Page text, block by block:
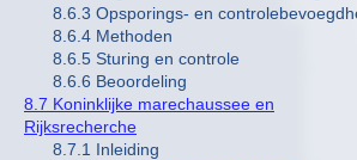
8.6.3 Opsporings- en
8.6.4 Methoden
8.6.5 Sturing en controle
8.6.6 Beoordeling
8.7 Koninklijke marechaussee en
Rijksrecherche
8.7.1 Inleiding